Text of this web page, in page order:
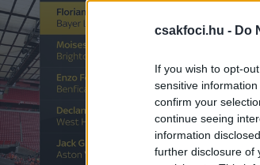
csakfoci.hu - Do
If you wish to opt-
sensitive
confirm your
continue seeing
information
further disclosure of